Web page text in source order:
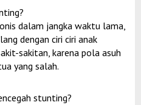
dalam jangka waktu lama,
dengan ciri ciri anak
sakitan, karena pola asuh
yang salah.
stunting?